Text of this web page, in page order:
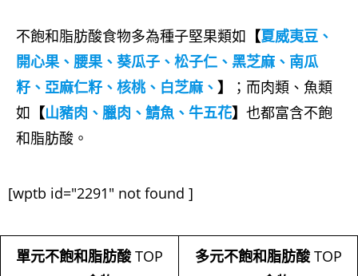
不飽和脂肪酸食物多為種子堅果類如 【夏威夷豆、
開心果、腰果、葵瓜子、松子仁、黑芝麻、南瓜
籽、亞麻仁籽、核桃、白芝麻、 】
；而肉類、魚類
如 【山豬肉、臘肉、鯖魚、牛五花】 也都富含不飽
和脂肪酸。
[wptb id="2291" not found ]
單元不飽和脂肪酸TOP
多元不飽和脂肪酸TOP